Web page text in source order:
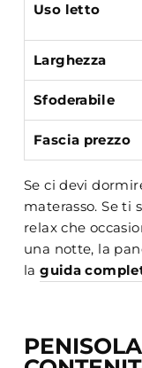
Uso letto
Larghezza
Sfoderabile
Fascia prezzo
Se ci devi
materasso. Se ti
relax che
una notte, la
laguida